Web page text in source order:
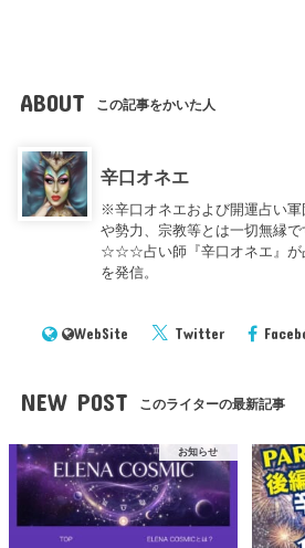
ABOUT この記事をかいた人
辛口オネエ
※辛口オネエおよび開運占い
や勢力、宗教等とは一切無縁
☆☆☆占い師『辛口オネエ』が
を発信。
WebSite Twitter
NEW POST このライターの最新記事
お知らせ